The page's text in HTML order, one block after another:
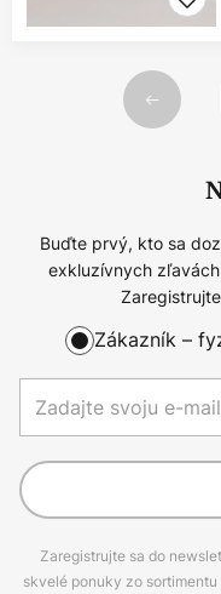
Buďte prvý, kto sa
exkluzívnych
Zákazník –
Zaregistrujte sa do
skvelé ponuky zo